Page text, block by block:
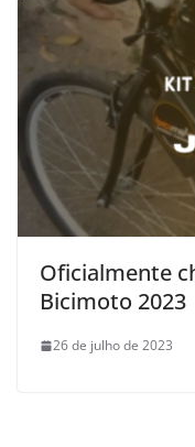
Oficialmente
Bicimoto 2023
26 de julho de 2023